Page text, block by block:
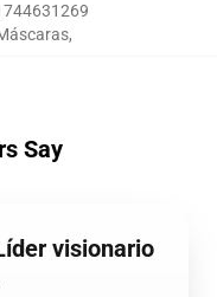
,
Say
visionario